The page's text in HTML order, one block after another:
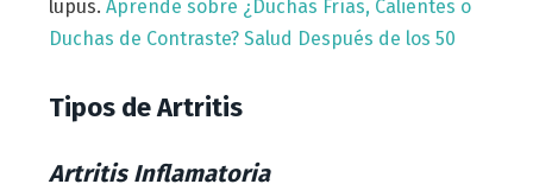
lupus. Aprende sobre ¿Duchas Frías, Calientes o
Duchas de Contraste? Salud Después de los 50
Tipos de Artritis
Artritis Inflamatoria